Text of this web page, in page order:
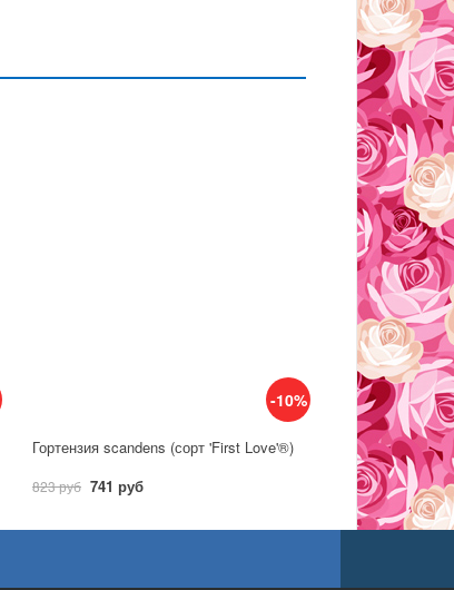
-10%
Гортензия scandens (сорт 'First Love'®)
823 руб 741 руб